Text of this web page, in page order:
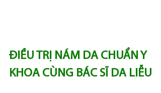
ĐIỀU TRỊ NÁM DA CHUẨN Y
KHOA CÙNG BÁC SĨ DA LIỄU